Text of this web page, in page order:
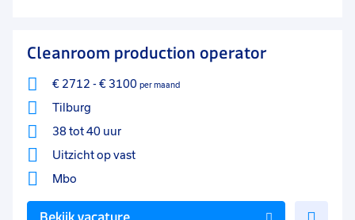
Cleanroom production operator
€ 2712 - € 3100 per maand
Tilburg
38 tot 40 uur
Uitzicht op vast
Mbo